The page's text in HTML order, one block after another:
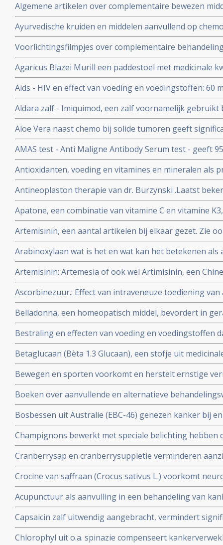
Algemene artikelen over complementaire bewezen
Ayurvedische kruiden en middelen aanvullend op
bijwerkingen zoals vermoeidheid, overgeven en
chemotherapie bij kankerpatiënten met verschillende
stadium, orgaan enz.
Voorlichtingsfilmpjes over complementaire
voedingsuppletie als preventie en aanvullende
Agaricus Blazei Murill een paddestoel met medicinale
Aids - HIV en effect van voeding en voedingstoffen: 60
vitamine A per dag gegeven aan kinderen besmet met
minder sterfte gerekend over periodes van drie
Aldara zalf - Imiquimod, een zalf voornamelijk
huidkanker en andere huid aandoeningen zoals
Aloe Vera naast chemo bij solide tumoren geeft
tumoren en geeft mediaan langere levensduur. Blijkt
studie. Artikel geplaatst 9 maart 2010
AMAS test - Anti Maligne Antibody Serum test - geeft
van vroege primaire borstkanker en 99% voor
borstkanker, maar de AMAS test geldt ook voor
betrouwbare diagnose.
Antioxidanten, voeding en vitamines en mineralen als
kanker: een aantal belangrijke studies en artikelen bij
Antineoplaston therapie van dr. Burzynski .Laatst
Burzinky's antineoplastontherapie bij vooral
darmkanker en andere kankersoorten
Apatone, een combinatie van vitamine C en vitamine
prostaatkanker, endometriosekanker, eierstokkanker
via autoschizis, geactiveerde celdood
Artemisinin, een aantal artikelen bij elkaar gezet. Zie
complemenatair voor veel meer informatie over TCM
vele vormen van kanker
Arabinoxylaan wat is het en wat kan het betekenen als
Artemisinin: Artemesia of ook wel Artimisinin, een
in een behandeling van kanker. Vooral bij
Ascorbinezuur.: Effect van intraveneuze toediening
injecties met vitamine C) als aanvulling in
Belladonna, een homeopatisch middel, bevordert in
onderzoek herstel van bijwerkingen van bestraling.
Bestraling en effecten van voeding en voedingstoffen
en artikelen bij elkaar gezet over dit onderwerp.
Betaglucaan (Bèta 1.3 Glucaan), een stofje uit
natuurlijke middel zo bijzonder is in een behandeling
informatie wat Betaglucaan is ook enkele studies over
Bewegen en sporten voorkomt en herstelt ernstige
blijkt uit grote studies. Iedere kankerpatient zou een
worden voorgeschreven aldus de onderzoekers.
Boeken over aanvullende en alternatieve
Bv. Het grootste en eerlijkste anti-hormonenboek:
vrouwen zouden moeten weten over vooral de rol van
baarmoederhals
Bosbessen uit Australie (EBC-46) genezen kanker bij
weken wanneer ingespoten direct in de tumor.
Champignons bewerkt met speciale belichting hebben
en kunnen vitamine-D supplementen vervangen
Cranberrysap en cranberrysuppletie verminderen
urineweginfecties bij daarvoor gevoelige mensen
Crocine van saffraan (Crocus sativus L.) voorkomt
placebo bij kankerpatienten die chemo kregen
Acupunctuur als aanvulling in een behandeling van
bijwerkingen veroorzaakt door bv. chemokuren bij
artikelenreeks
Capsaicin zalf uitwendig aangebracht, vermindert
(zenuwpijnen) veroorzaakt door operatieve ingrepen
chilipepers met veel capsaicin werken ook goed als
Chlorophyl uit o.a. spinazie compenseert